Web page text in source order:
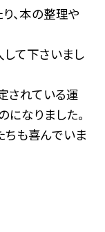
、本の整理や
て下さいまし
されている運
なりました。
も喜んでいま